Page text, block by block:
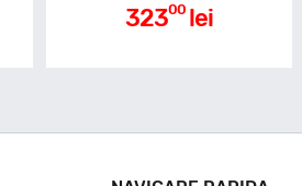
32300 lei